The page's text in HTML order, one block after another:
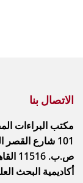
الاتصال بنا
مكتب البراءات
101 شارع القصر العينى – القاهرة – جمهورية مصر العربية
ص.ب. 11516 القاهرة
أكاديمية البحث